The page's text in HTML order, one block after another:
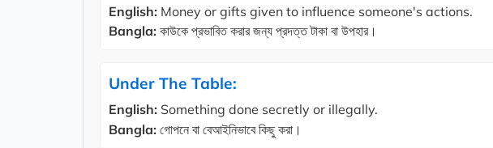
English: Money or gifts given to influence someone's actions.
Bangla: কাউকে প্রভাবিত করার জন্য প্রদত্ত টাকা বা উপহার।
Under The Table:
English: Something done secretly or illegally.
Bangla: গোপনে বা বেআইনিভাবে কিছু করা।